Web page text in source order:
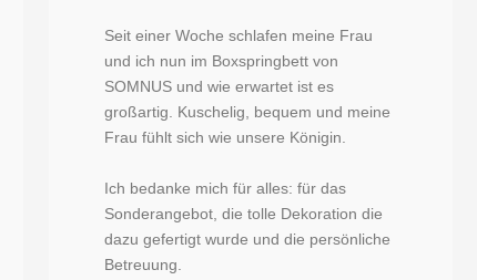
Seit einer Woche schlafen meine Frau
und ich nun im Boxspringbett von
SOMNUS und wie erwartet ist es
großartig. Kuschelig, bequem und meine
Frau fühlt sich wie unsere Königin.
Ich bedanke mich für alles: für das
Sonderangebot, die tolle Dekoration die
dazu gefertigt wurde und die persönliche
Betreuung.